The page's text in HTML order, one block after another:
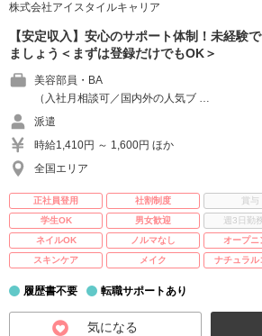
株式会社アイスタイルキャリア
【安定収入】安心のサポート体制！未経験
ましょう＜まずは登録だけでもOK＞
美容部員・BA
（入社月相談可／国内外の人気ブ …
派遣
時給1,410円 ～ 1,600円 ほか
全国エリア
正社員登用 社割制度 賞与
学生OK
男女歓迎 週3日勤
ネイルOK
ノルマなし オープニ
スキンケア
メイク ナチュラル
履歴書不要 転職サポートあり
気になる